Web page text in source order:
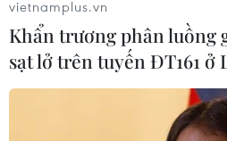
vietnamplus.vn
Khẩn trương phân luồng
sạt lở trên tuyến ĐT161 ở